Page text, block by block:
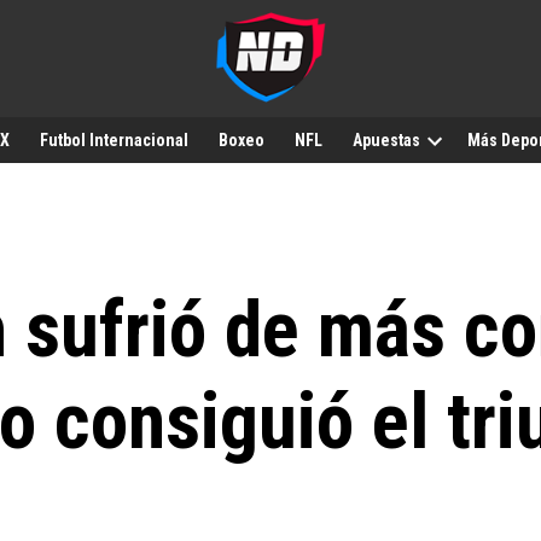
Futbol Internacional Boxeo NFL Apuestas Más
sufrió de más
consiguió el